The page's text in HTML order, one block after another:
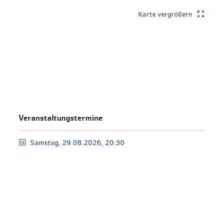
Karte vergrößern
Veranstaltungstermine
Samstag, 29.08.2026, 20:30